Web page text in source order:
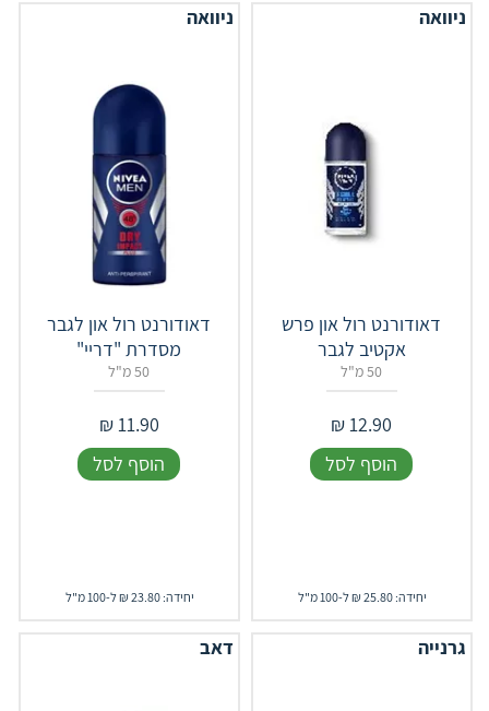
ניוואה
דאודורנט רול און פרש
אקטיב לגבר
50 מ"ל
12.90
₪
הוסף לסל
יחידה: 25.80 ₪ ל-100 מ"ל
ניוואה
דאודורנט רול און לגבר
מסדרת "דריי"
50 מ"ל
11.90
₪
הוסף לסל
יחידה: 23.80 ₪ ל-100 מ"ל
גרנייה דאב